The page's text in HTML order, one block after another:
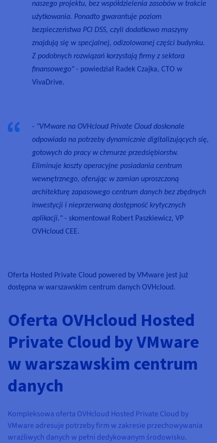
naszego projektu, bez współdzielenia zasobów w trakcie
użytkowania. Ponadto gwarantuje poziom
bezpieczeństwa PCI DSS, czyli dodatkowo maszyny
znajdują się w specjalnej, odizolowanej części budynku.
Z podobnych rozwiązań korzystają firmy z sektora
finansowego" - powiedział Radek Czajka, CTO w
VivaDrive.
- "VMware na OVHcloud Private Cloud doskonale
odpowiada na potrzeby dynamicznie digitalizujących się,
gotowych do pracy w chmurze przedsiębiorstw.
Eliminuje koszty operacyjne posiadania centrum
wewnętrznego, oferując w zamian uproszczoną
architekturę zapasowego centrum danych bez zbędnych
inwestycji i nieprzerwaną dostępność krytycznych
aplikacji." - skomentował Robert Paszkiewicz, VP
OVHcloud CEE.
Oferta Hosted Private Cloud powered by VMware jest już
dostępna w warszawskim centrum danych OVHcloud.
Oferta OVHcloud Hosted
Private Cloud by VMware
w warszawskim centrum
danych
Kompleksowa oferta OVHcloud Hosted Private Cloud by
VMware adresuje potrzeby firm w zakresie przechowywania
wrażliwych danych w pełni dedykowanym środowisku.